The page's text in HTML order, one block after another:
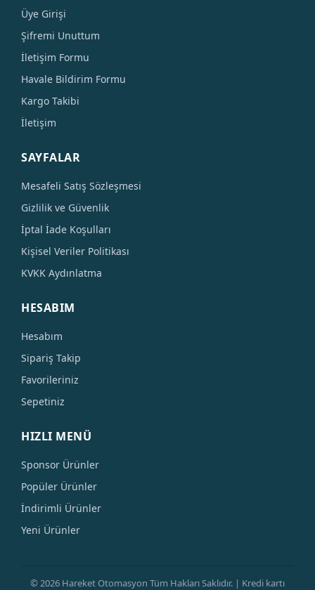
Üye Girişi
Şifremi Unuttum
İletişim Formu
Havale Bildirim Formu
Kargo Takibi
İletişim
SAYFALAR
Mesafeli Satış Sözleşmesi
Gizlilik ve Güvenlik
İptal İade Koşulları
Kişisel Veriler Politikası
KVKK Aydınlatma
HESABIM
Hesabım
Sipariş Takip
Favorileriniz
Sepetiniz
HIZLI MENÜ
Sponsor Ürünler
Popüler Ürünler
İndirimli Ürünler
Yeni Ürünler
© 2026 Hareket Otomasyon Tüm Hakları Saklıdır. | Kredi kartı